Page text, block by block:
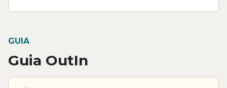
GUIA
Guia OutIn